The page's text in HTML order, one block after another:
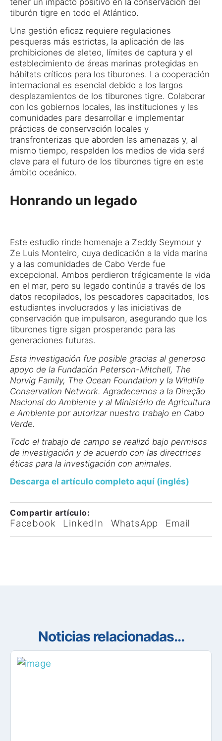
tiburón tigre en todo el Atlántico.
Una gestión eficaz requiere regulaciones
pesqueras más estrictas, la aplicación de las
prohibiciones de aleteo, límites de captura y el
establecimiento de áreas marinas protegidas en
hábitats críticos para los tiburones. La cooperación
internacional es esencial debido a los largos
desplazamientos de los tiburones tigre. Colaborar
con los gobiernos locales, las instituciones y las
comunidades para desarrollar e implementar
prácticas de conservación locales y
transfronterizas que aborden las amenazas y, al
mismo tiempo, respalden los medios de vida será
clave para el futuro de los tiburones tigre en este
ámbito oceánico.
Honrando un legado
Este estudio rinde homenaje a Zeddy Seymour y
Ze Luis Monteiro, cuya dedicación a la vida marina
y a las comunidades de Cabo Verde fue
excepcional. Ambos perdieron trágicamente la vida
en el mar, pero su legado continúa a través de los
datos recopilados, los pescadores capacitados, los
estudiantes involucrados y las iniciativas de
conservación que impulsaron, asegurando que los
tiburones tigre sigan prosperando para las
generaciones futuras.
Esta investigación fue posible gracias al generoso
apoyo de la Fundación Peterson-Mitchell, The
Norvig Family, The Ocean Foundation y la Wildlife
Conservation Network. Agradecemos a la Direção
Nacional do Ambiente y al Ministério de Agricultura
e Ambiente por autorizar nuestro trabajo en Cabo
Verde.
Todo el trabajo de campo se realizó bajo permisos
de investigación y de acuerdo con las directrices
éticas para la investigación con animales.
Descarga el artículo completo aquí (inglés)
Compartir artículo:
Facebook LinkedIn WhatsApp Email
Noticias relacionadas...